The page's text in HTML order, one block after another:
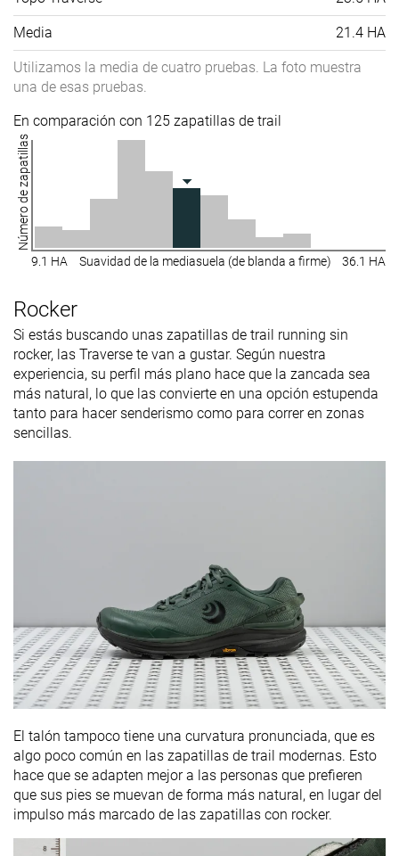
Media 21.4 HA
Utilizamos la media de cuatro pruebas. La foto muestra
una de esas pruebas.
En comparación con 125 zapatillas de trail
Número de zapatillas
9.1 HA Suavidad de la mediasuela (de blanda a firme) 36.1 HA
Rocker
Si estás buscando unas zapatillas de trail running sin
rocker, las Traverse te van a gustar. Según nuestra
experiencia, su perfil más plano hace que la zancada sea
más natural, lo que las convierte en una opción estupenda
tanto para hacer senderismo como para correr en zonas
sencillas.
El talón tampoco tiene una curvatura pronunciada, que es
algo poco común en las zapatillas de trail modernas. Esto
hace que se adapten mejor a las personas que prefieren
que sus pies se muevan de forma más natural, en lugar del
impulso más marcado de las zapatillas con rocker.